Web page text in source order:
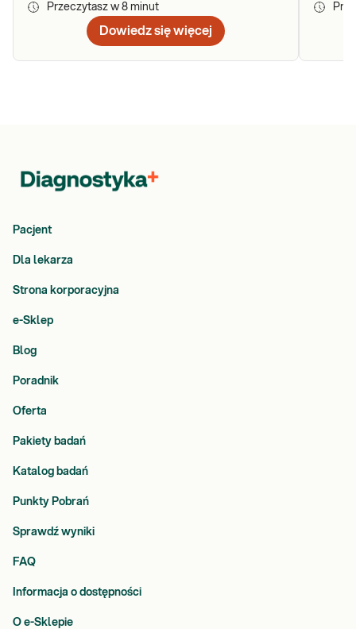
Przeczytasz w 8 minut
Dowiedz się więcej
Pacjent
Dla lekarza
Strona korporacyjna
e-Sklep
Blog
Poradnik
Oferta
Pakiety badań
Katalog badań
Punkty Pobrań
Sprawdź wyniki
FAQ
Informacja o dostępności
O e-Sklepie